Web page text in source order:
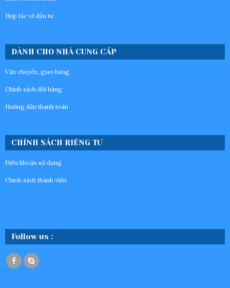
Hợp tác về đầu tư
DÀNH CHO NHÀ CUNG CẤP
Vận chuyển, giao hàng
Chính sách đổi hàng
Hướng dẫn thanh toán
CHÍNH SÁCH RIÊNG TƯ
Điều khoản sử dụng
Chinh sách thành viên
Follow us :